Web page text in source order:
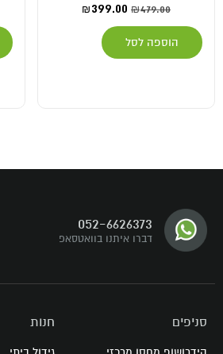
₪399.00
הוספה לסל
עקבו אחרינו
052-6626373
דברו איתנו בוואטסאפ
סניפים חנות